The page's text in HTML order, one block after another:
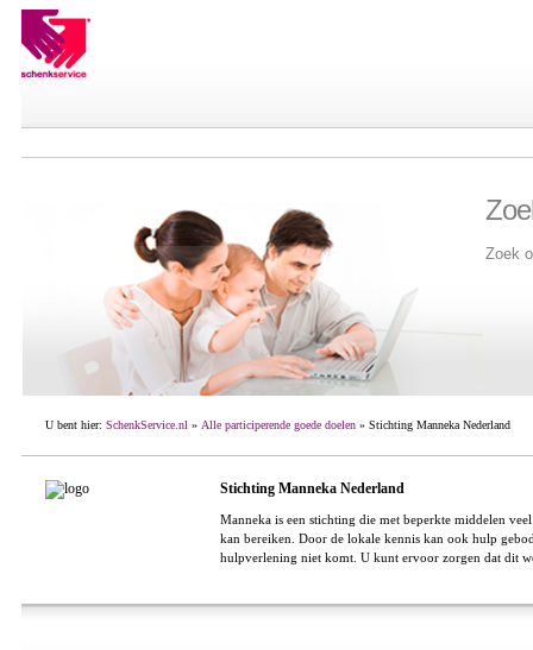
Zoek
U bent hier: SchenkService.nl » Alle participerende goede doelen» Stichting Manneka Nederland
Stichting Manneka Nederland
Manneka is een stichting die met beperkte middelen veel
kan bereiken. Door de lokale kennis kan ook hulp
hulpverlening niet komt. U kunt ervoor zorgen dat dit